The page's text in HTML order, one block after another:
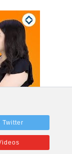
en
Twitter